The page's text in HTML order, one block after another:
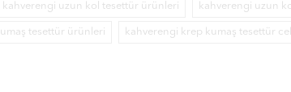
kahverengi uzun kol tesettür ürünleri kahverengi uzun
tesettür ürünleri kahverengi krep kumaş tesettür